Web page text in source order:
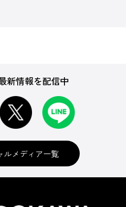
新情報を配信中
ルメディア一覧